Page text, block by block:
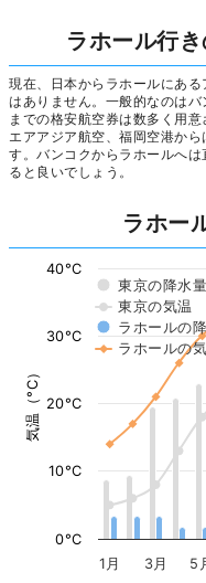
ラホール行
現在、日本からラホールにあ
はありません。一般的なのは
までの格安航空券は数多く用
エアアジア航空、福岡空港か
す。バンコクからラホールへ
ると良いでしょう。
ラホー
気温（°C）
東京の降水量
東京の気温
ラホールの
ラホールの
1月 3月 5
0°C
10°C
20°C
30°C
40°C